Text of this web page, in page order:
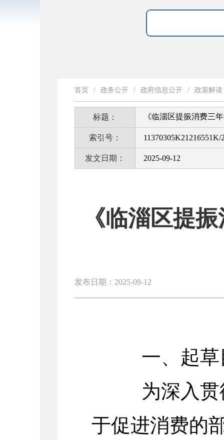
首页 / 政务公开 / 政府信息公开 / 政策解读
标题： 《临淄区提振消费三
索引号： 11370305K21216551K/
发文日期： 2025-09-12
《临淄区提
发布日期：2025-09-12
一、起草
为深入贯彻
于促进消费的